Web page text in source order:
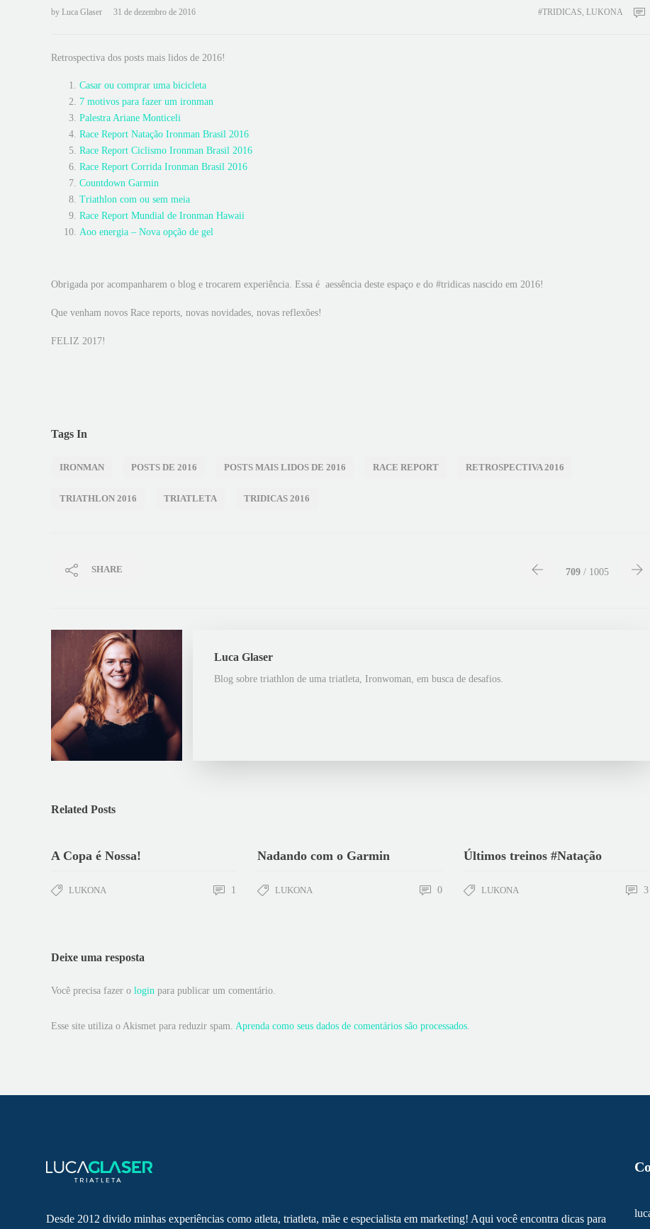
by Luca Glaser 31 de dezembro de 2016 #TRIDICAS, LUKONA
Retrospectiva dos posts mais lidos de 2016!
Casar ou comprar uma bicicleta
7 motivos para fazer um ironman
Palestra Ariane Monticeli
Race Report Natação Ironman Brasil 2016
Race Report Ciclismo Ironman Brasil 2016
Race Report Corrida Ironman Brasil 2016
Countdown Garmin
Triathlon com ou sem meia
Race Report Mundial de Ironman Hawaii
Aoo energia – Nova opção de gel
Obrigada por acompanharem o blog e trocarem experiência. Essa é aessência deste espaço e do #tridicas nascido em 2016!
Que venham novos Race reports, novas novidades, novas reflexões!
FELIZ 2017!
Tags In
IRONMAN POSTS DE 2016 POSTS MAIS LIDOS DE 2016 RACE REPORT RETROSPECTIVA 2016
TRIATHLON 2016 TRIATLETA TRIDICAS 2016
SHARE 709 / 1005
Luca Glaser
Blog sobre triathlon de uma triatleta, Ironwoman, em busca de desafios.
Related Posts
A Copa é Nossa!
LUKONA 1
Nadando com o Garmin
LUKONA 0
Últimos treinos #Natação
LUKONA 3
Deixe uma resposta
Você precisa fazer o login para publicar um comentário.
Esse site utiliza o Akismet para reduzir spam. Aprenda como seus dados de comentários são processados.
Desde 2012 divido minhas experiências como atleta, triatleta, mãe e especialista em marketing! Aqui você encontra dicas para